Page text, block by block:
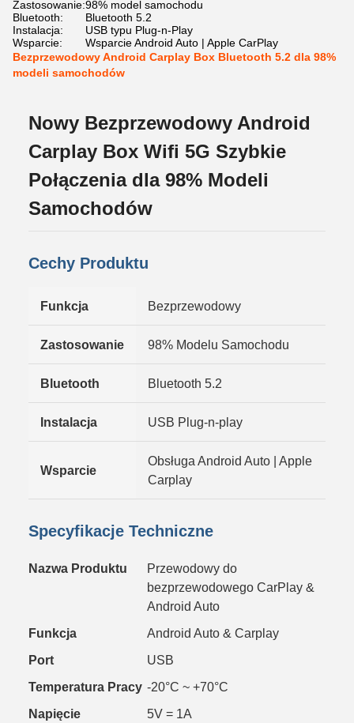
Zastosowanie:98% model samochodu
Bluetooth:
Bluetooth 5.2
Instalacja:
USB typu Plug-n-Play
Wsparcie:
Wsparcie Android Auto | Apple CarPlay
Bezprzewodowy Android Carplay Box Bluetooth 5.2 dla 98%
modeli samochodów
Nowy Bezprzewodowy Android
Carplay Box Wifi 5G Szybkie
Połączenia dla 98% Modeli
Samochodów
Cechy Produktu
Funkcja Bezprzewodowy
Zastosowanie 98% Modelu Samochodu
Bluetooth Bluetooth 5.2
Instalacja USB Plug-n-play
Wsparcie
Obsługa Android Auto | Apple
Carplay
Specyfikacje Techniczne
Nazwa Produktu
Przewodowy do
bezprzewodowego CarPlay &
Android Auto
Funkcja
Android Auto & Carplay
Port
USB
Temperatura Pracy -20°C ~ +70°C
Napięcie
5V = 1A